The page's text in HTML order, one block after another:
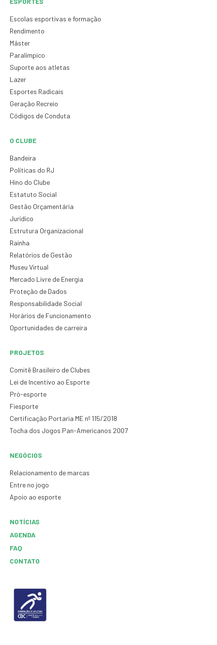
Escolas esportivas e formação
Rendimento
Máster
Paralímpico
Suporte aos atletas
Lazer
Esportes Radicais
Geração Recreio
Códigos de Conduta
O CLUBE
Bandeira
Políticas do RJ
Hino do Clube
Estatuto Social
Gestão Orçamentária
Jurídico
Estrutura Organizacional
Rainha
Relatórios de Gestão
Museu Virtual
Mercado Livre de Energia
Proteção de Dados
Responsabilidade Social
Horários de Funcionamento
Oportunidades de carreira
PROJETOS
Comitê Brasileiro de Clubes
Lei de Incentivo ao Esporte
Pró-esporte
Fiesporte
Certificação Portaria ME nº 115/2018
Tocha dos Jogos Pan-Americanos 2007
NEGÓCIOS
Relacionamento de marcas
Entre no jogo
Apoio ao esporte
NOTÍCIAS
AGENDA
FAQ
CONTATO